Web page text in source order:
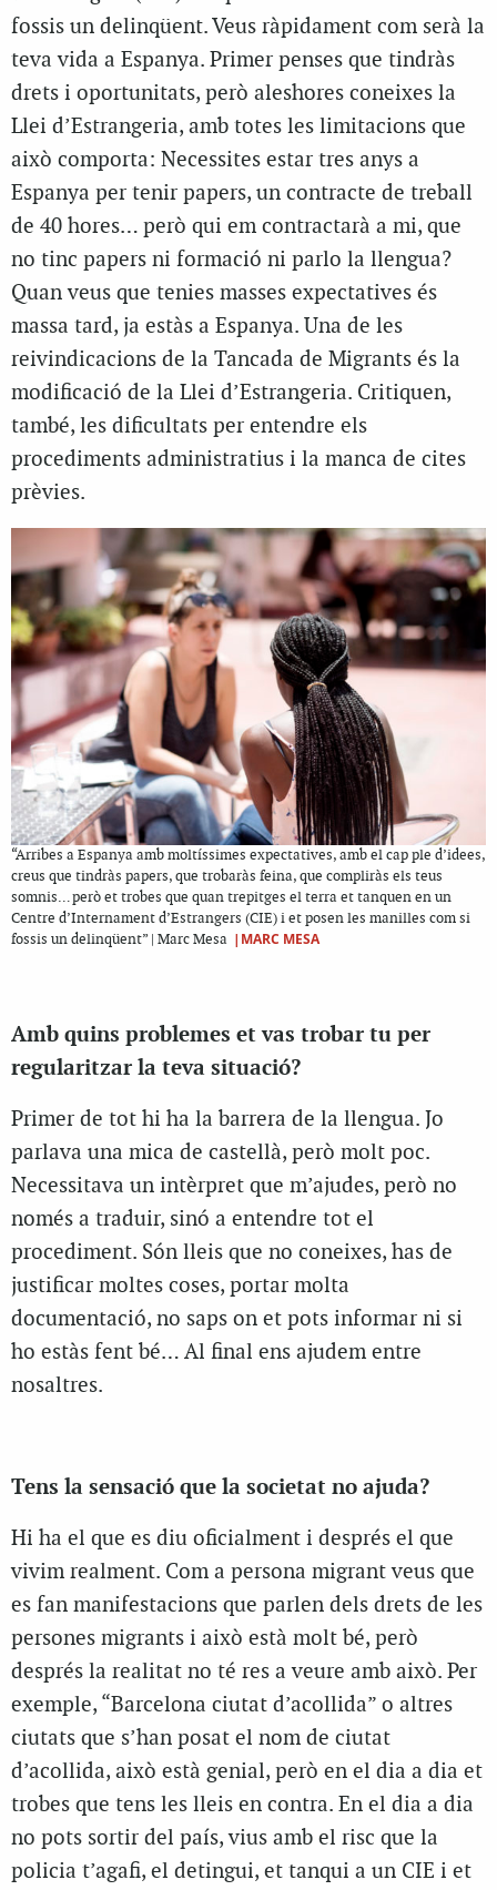
fossis un delinqüent. Veus ràpidament com serà la
teva vida a Espanya. Primer penses que tindràs
drets i oportunitats, però aleshores coneixes la
Llei d’Estrangeria, amb totes les limitacions que
això comporta: Necessites estar tres anys a
Espanya per tenir papers, un contracte de treball
de 40 hores… però qui em contractarà a mi, que
no tinc papers ni formació ni parlo la llengua?
Quan veus que tenies masses expectatives és
massa tard, ja estàs a Espanya. Una de les
reivindicacions de la Tancada de Migrants és la
modificació de la Llei d’Estrangeria. Critiquen,
també, les dificultats per entendre els
procediments administratius i la manca de cites
prèvies.
“Arribes a Espanya amb moltíssimes expectatives, amb el cap ple d’idees,
creus que tindràs papers, que trobaràs feina, que compliràs els teus
somnis… però et trobes que quan trepitges el terra et tanquen en un
Centre d’Internament d’Estrangers (CIE) i et posen les manilles com si
fossis un delinqüent” | Marc Mesa |MARC MESA
Amb quins problemes et vas trobar tu per
regularitzar la teva situació?
Primer de tot hi ha la barrera de la llengua. Jo
parlava una mica de castellà, però molt poc.
Necessitava un intèrpret que m’ajudes, però no
només a traduir, sinó a entendre tot el
procediment. Són lleis que no coneixes, has de
justificar moltes coses, portar molta
documentació, no saps on et pots informar ni si
ho estàs fent bé… Al final ens ajudem entre
nosaltres.
Tens la sensació que la societat no ajuda?
Hi ha el que es diu oficialment i després el que
vivim realment. Com a persona migrant veus que
es fan manifestacions que parlen dels drets de les
persones migrants i això està molt bé, però
després la realitat no té res a veure amb això. Per
exemple, “Barcelona ciutat d’acollida” o altres
ciutats que s’han posat el nom de ciutat
d’acollida, això està genial, però en el dia a dia et
trobes que tens les lleis en contra. En el dia a dia
no pots sortir del país, vius amb el risc que la
policia t’agafi, el detingui, et tanqui a un CIE i et